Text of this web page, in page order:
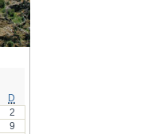
D
2
9